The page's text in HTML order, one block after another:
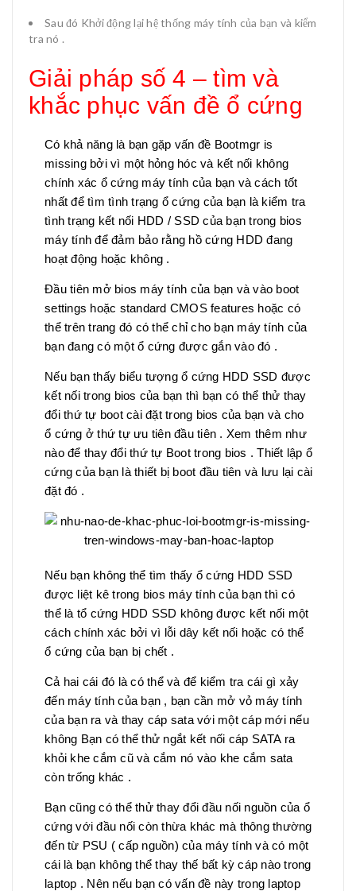
Sau đó Khởi động lại hệ thống máy tính của bạn và kiểm
tra nó .
Giải pháp số 4 – tìm và
khắc phục vấn đề ổ cứng
Có khả năng là bạn gặp vấn đề Bootmgr is
missing bởi vì một hỏng hóc và kết nối không
chính xác ổ cứng máy tính của bạn và cách tốt
nhất để tìm tình trạng ổ cứng của bạn là kiểm tra
tình trạng kết nối HDD / SSD của bạn trong bios
máy tính để đảm bảo rằng hồ cứng HDD đang
hoạt động hoặc không .
Đầu tiên mở bios máy tính của bạn và vào boot
settings hoặc standard CMOS features hoặc có
thể trên trang đó có thể chỉ cho bạn máy tính của
bạn đang có một ổ cứng được gắn vào đó .
Nếu bạn thấy biểu tượng ổ cứng HDD SSD được
kết nối trong bios của bạn thì bạn có thể thử thay
đổi thứ tự boot cài đặt trong bios của bạn và cho
ổ cứng ở thứ tự ưu tiên đầu tiên . Xem thêm như
nào để thay đổi thứ tự Boot trong bios . Thiết lập ổ
cứng của bạn là thiết bị boot đầu tiên và lưu lại cài
đặt đó .
Nếu bạn không thể tìm thấy ổ cứng HDD SSD
được liệt kê trong bios máy tính của bạn thì có
thể là tổ cứng HDD SSD không được kết nối một
cách chính xác bởi vì lỗi dây kết nối hoặc có thể
ổ cứng của bạn bị chết .
Cả hai cái đó là có thể và để kiểm tra cái gì xảy
đến máy tính của bạn , bạn cần mở vỏ máy tính
của bạn ra và thay cáp sata với một cáp mới nếu
không Bạn có thể thử ngắt kết nối cáp SATA ra
khỏi khe cắm cũ và cắm nó vào khe cắm sata
còn trống khác .
Bạn cũng có thể thử thay đổi đầu nối nguồn của ổ
cứng với đầu nối còn thừa khác mà thông thường
đến từ PSU ( cấp nguồn) của máy tính và có một
cái là bạn không thể thay thế bất kỳ cáp nào trong
laptop . Nên nếu bạn có vấn đề này trong laptop